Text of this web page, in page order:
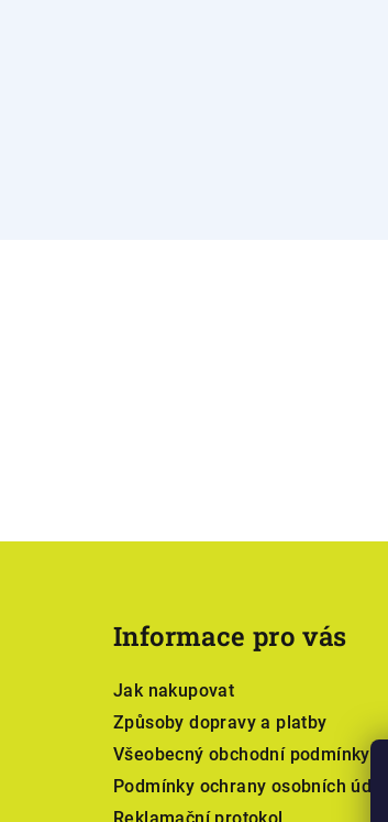
Informace pro vás
Jak nakupovat
Způsoby dopravy a platby
Všeobecný obchodní podmínky
Podmínky ochrany osobních údajů
Reklamační protokol